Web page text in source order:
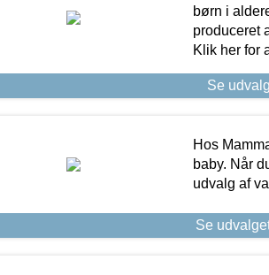
børn i
produceret
Klik her for
Se
Hos
baby. Når
udvalg af
Se